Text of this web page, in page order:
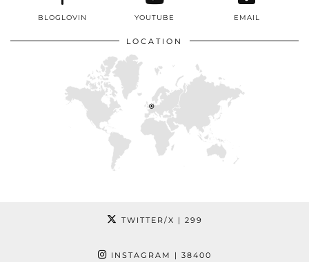
BLOGLOVIN YOUTUBE EMAIL
LOCATION
TWITTER/X | 299
INSTAGRAM | 38400